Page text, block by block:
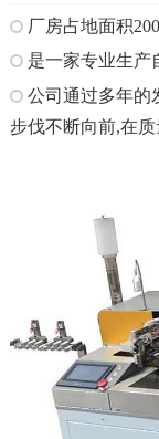
厂房占地面积
是一家专业生产
公司通过多年的
步伐不断向前,在